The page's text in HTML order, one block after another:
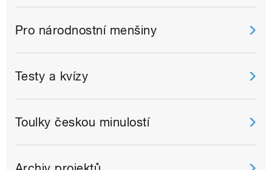
Pro národnostní menšiny
Testy a kvízy
Toulky českou minulostí